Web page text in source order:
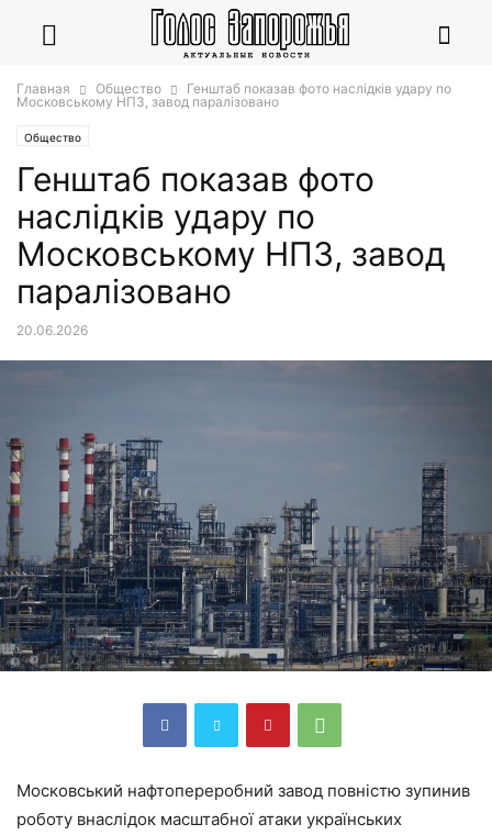
Главная Общество
Генштаб показав фото наслідків удару по
Московському НПЗ, завод паралізовано
Общество
Генштаб показав фото
наслідків удару по
Московському НПЗ, завод
паралізовано
20.06.2026
Московський нафтопереробний завод повністю зупинив
роботу внаслідок масштабної атаки українських